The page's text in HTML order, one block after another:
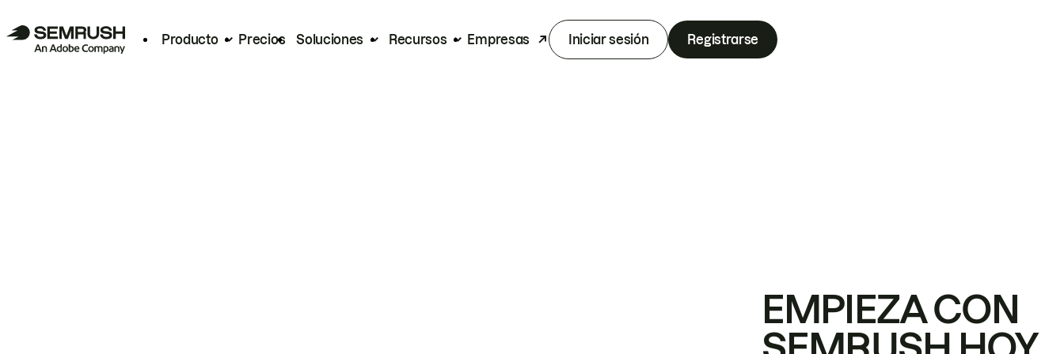
Producto Precios Soluciones Recursos Empresas Iniciar sesión Registrarse
EMPIEZA CON